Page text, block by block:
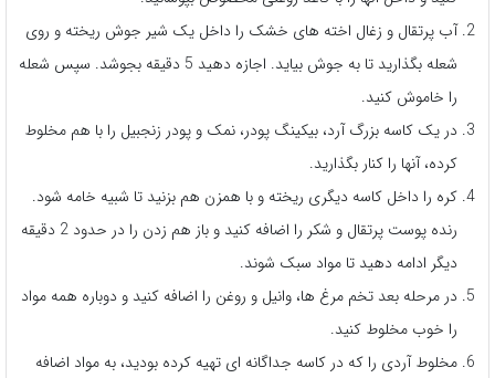
آب پرتقال و زغال اخته های خشک را داخل یک شیر جوش ریخته و روی
شعله بگذارید تا به جوش بیاید. اجازه دهید 5 دقیقه بجوشد. سپس شعله
را خاموش کنید.
در یک کاسه بزرگ آرد، بیکینگ پودر، نمک و پودر زنجبیل را با هم مخلوط
کرده، آنها را کنار بگذارید.
کره را داخل کاسه دیگری ریخته و با همزن هم بزنید تا شبیه خامه شود.
رنده پوست پرتقال و شکر را اضافه کنید و باز هم زدن را در حدود 2 دقیقه
دیگر ادامه دهید تا مواد سبک شوند.
در مرحله بعد تخم مرغ ها، وانیل و روغن را اضافه کنید و دوباره همه مواد
را خوب مخلوط کنید.
مخلوط آردی را که در کاسه جداگانه ای تهیه کرده بودید، به مواد اضافه